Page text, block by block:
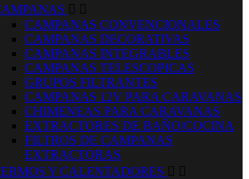
 
CAMPANAS CONVENCIONALES
CAMPANAS DECORATIVAS
CAMPANAS INTEGRABLES
CAMPANAS TELESCOPICAS
GRUPOS FILTRANTES
CAMPANAS 12V PARA CARAVANAS
CHIMENEAS PARA CARAVANAS
EXTRACTORES DE BAÑO/COCINA
FILTROS DE CAMPANAS
EXTRACTORAS
Y CALENTADORES  